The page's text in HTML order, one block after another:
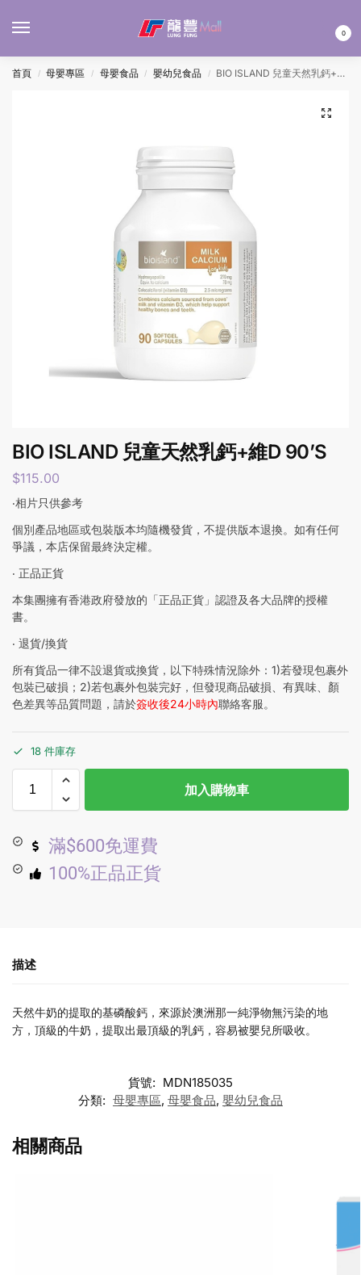
0
首頁 / 母嬰專區 / 母嬰食品 / 嬰幼兒食品 / BIO ISLAND 兒童天然乳鈣+維D 90’S
BIO ISLAND 兒童天然乳鈣+維D 90’S
$115.00
‧相片只供參考
個別產品地區或包裝版本均隨機發貨，不提供版本退換。如有任何
爭議，本店保留最終決定權。
‧ 正品正貨
本集團擁有香港政府發放的「正品正貨」認證及各大品牌的授權
書。
‧ 退貨/換貨
所有貨品一律不設退貨或換貨，以下特殊情況除外：1)若發現包裹外
包裝已破損；2)若包裹外包裝完好，但發現商品破損、有異味、顏
色差異等品質問題，請於簽收後24小時內聯絡客服。
18 件庫存
加入購物車
滿$600免運費
100%正品正貨
描述
天然牛奶的提取的基磷酸鈣，來源於澳洲那一純淨物無污染的地
方，頂級的牛奶，提取出最頂級的乳鈣，容易被嬰兒所吸收。
貨號: MDN185035
分類: 母嬰專區, 母嬰食品, 嬰幼兒食品
相關商品